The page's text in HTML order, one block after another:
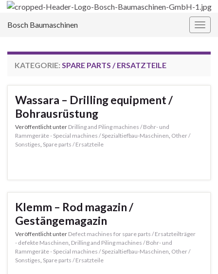
Bosch Baumaschinen
KATEGORIE: SPARE PARTS / ERSATZTEILE
Wassara – Drilling equipment /
Bohrausrüstung
Veröffentlicht unter Drilling and Piling machines / Bohr- und
Rammgeräte - Special machines / Spezialtiefbau-Maschinen Other /
Sonstiges Spare parts / Ersatzteile
Klemm – Rod magazin /
Gestängemagazin
Veröffentlicht unter Defect machines for spare parts / Ersatzteilträger
- defekte Maschinen Drilling and Piling machines / Bohr- und
Rammgeräte - Special machines / Spezialtiefbau-Maschinen Other /
Sonstiges Spare parts / Ersatzteile